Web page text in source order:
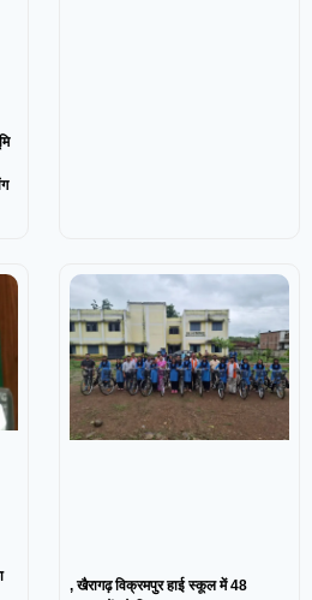
, खैरागढ़ विक्रमपुर हाई स्कूल में 48